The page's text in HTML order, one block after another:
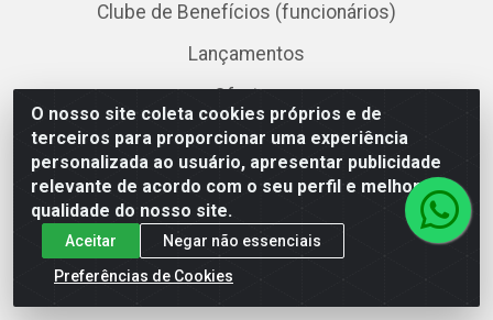
O nosso site coleta cookies próprios e de
terceiros para proporcionar uma experiência
personalizada ao usuário, apresentar publicidade
relevante de acordo com o seu perfil e melhorar a
qualidade do nosso site.
Aceitar
Negar não essenciais
Preferências de Cookies
Clube de Benefícios (funcionários)
Lançamentos
Ofertas
Catálogo de Produtos
Tutoriais
Baixe já nosso APP